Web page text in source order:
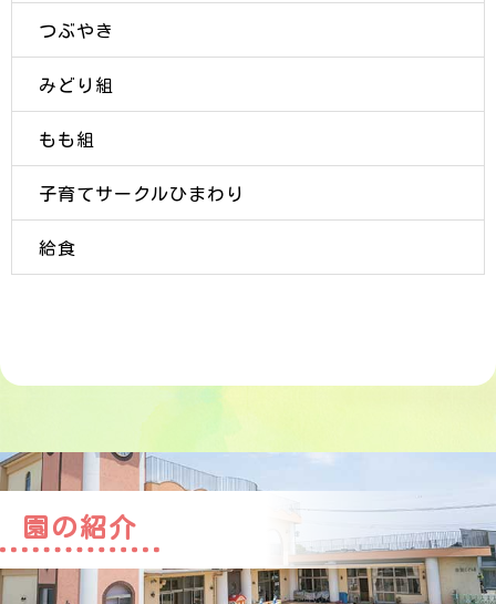
つぶやき
みどり組
もも組
子育てサークルひまわり
給食
園の紹介